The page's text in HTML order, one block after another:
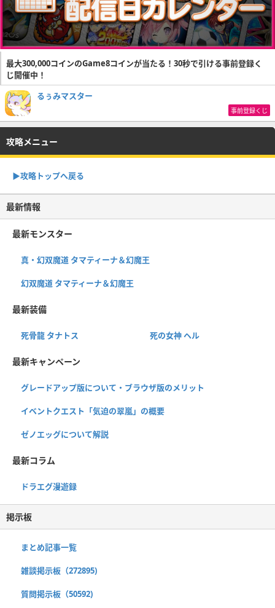
最大300,000コインのGame8コインが当たる！30秒で引ける事前登録く
じ開催中！
るぅみマスター
事前登録くじ
攻略メニュー
▶︎攻略トップへ戻る
最新情報
最新モンスター
真・幻双魔道 タマティーナ＆幻魔王
幻双魔道 タマティーナ＆幻魔王
最新装備
死骨龍 タナトス 死の女神 ヘル
最新キャンペーン
グレードアップ版について・ブラウザ版のメリット
イベントクエスト「気迫の翠嵐」の概要
ゼノエッグについて解説
最新コラム
ドラエグ漫遊録
掲示板
まとめ記事一覧
雑談掲示板（272895)
質問掲示板（50592)